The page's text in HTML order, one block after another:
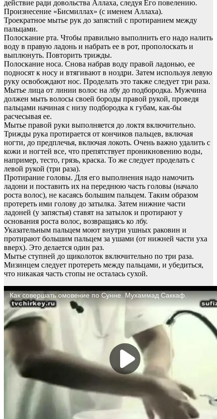
действие ради довольства Аллаха, следуя Его повелению.
Произнесение «Бисмиллах» (с именем Аллаха).
Троекратное мытье рук до запястий с протиранием между
пальцами.
Полоскание рта. Чтобы правильно выполнить его надо налить
воду в правую ладонь и набрать ее в рот, прополоскать и
выплюнуть. Повторить трижды.
Полоскание носа. Снова набрав воду правой ладонью, ее
подносят к носу и втягивают в ноздри. Затем используя левую
руку освобождают нос. Проделать это также следует три раза.
Мытье лица от линии волос на лбу до подбородка. Мужчина
должен мыть волосы своей бороды правой рукой, проведя
пальцами начиная с низу подбородка к губам, как-бы
расчесывая ее.
Мытье правой руки выполняется до локтя включительно.
Трижды рука протирается от кончиков пальцев, включая
ногти, до предплечья, включая локоть. Очень важно удалить с
кожи и ногтей все, что препятствует проникновению воды,
например, тесто, грязь, краска. То же следует проделать с
левой рукой (три раза).
Протирание головы. Для его выполнения надо намочить
ладони и поставить их на переднюю часть головы (начало
роста волос), не касаясь большим пальцем. Таким образом
протереть ими голову до затылка. Затем нижние части
ладоней (у запястья) ставят на затылок и протирают у
основания роста волос, возвращаясь ко лбу.
Указательным пальцем моют внутри ушных раковин и
протирают большим пальцем за ушами (от нижней части уха
вверх). Это делается один раз.
Мытье ступней до щиколоток включительно по три раза.
Мизинцем следует протереть между пальцами, и убедиться,
что никакая часть стопы не осталась сухой.